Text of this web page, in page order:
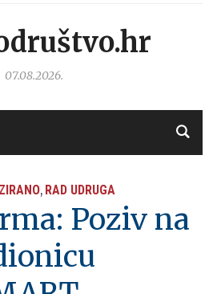
07.08.2026.
, RAD UDRUGA
Poziv na